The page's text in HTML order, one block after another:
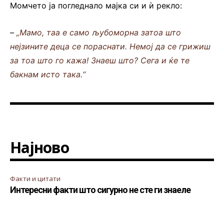
Момчето ја погледнало мајка си и ѝ рекло:
– „Мамо, таа е само љубоморна затоа што
нејзините деца се пораснати. Немој да се грижиш
за тоа што го кажа! Знаеш што? Сега и ќе те
бакнам исто така.“
Најново
Факти и цитати
Интересни факти што сигурно не сте ги знаеле